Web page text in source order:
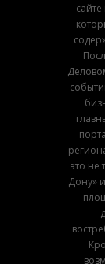
это не
Дону»